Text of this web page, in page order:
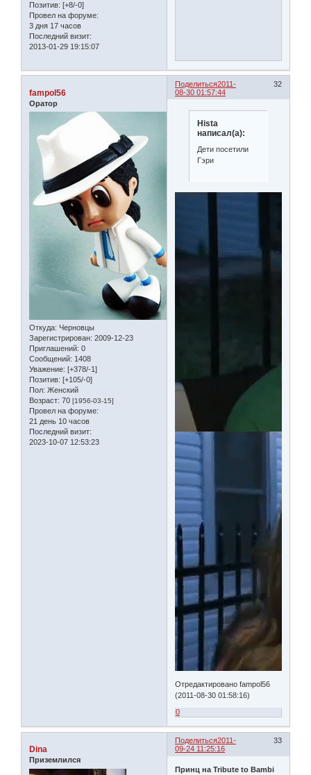
Позитив: [+8/-0]
Провел на форуме:
3 дня 17 часов
Последний визит:
2013-01-29 19:15:07
Поделиться 32
2011-
08-30 01:57:44
fampol56
Оратор
Откуда: Черновцы
Зарегистрирован: 2009-12-23
Приглашений: 0
Сообщений: 1408
Уважение: [+378/-1]
Позитив: [+105/-0]
Пол: Женский
Возраст: 70 [1956-03-15]
Провел на форуме:
21 день 10 часов
Последний визит:
2023-10-07 12:53:23
Hista
написал(а):
Дети посетили
Гэри
Отредактировано fampol56
(2011-08-30 01:58:16)
0
Поделиться 33
2011-
09-24 11:25:16
Dina
Приземлился
Принц на Tribute to Bambi